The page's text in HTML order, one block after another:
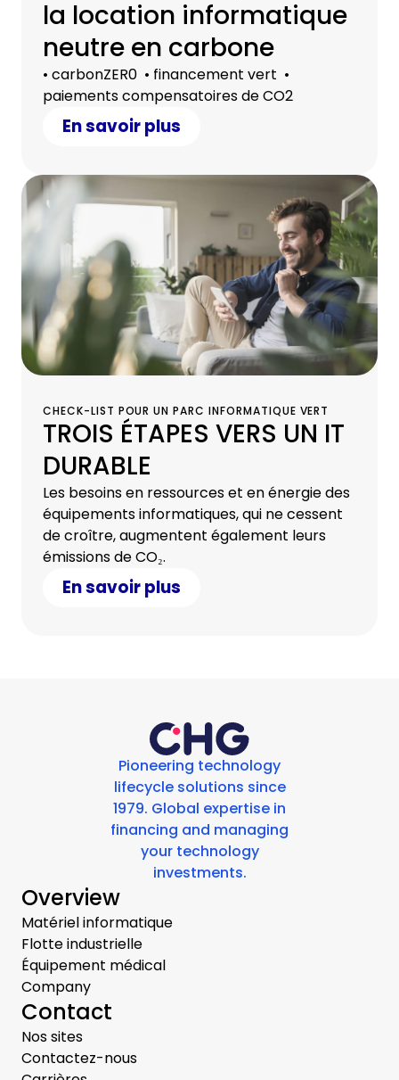
la location informatique
neutre en carbone
• carbonZER0 • financement vert •
paiements compensatoires de CO2
En savoir plus
CHECK-LIST POUR UN PARC INFORMATIQUE VERT
TROIS ÉTAPES VERS UN IT
DURABLE
Les besoins en ressources et en énergie des
équipements informatiques, qui ne cessent
de croître, augmentent également leurs
émissions de CO₂.
En savoir plus
Pioneering technology
lifecycle solutions since
1979. Global expertise in
financing and managing
your technology
investments.
Overview
Matériel informatique
Flotte industrielle
Équipement médical
Company
Contact
Nos sites
Contactez-nous